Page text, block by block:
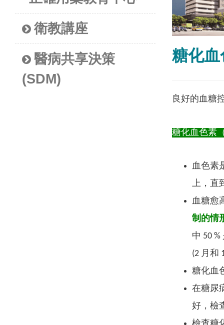
衛教講座
醫病共享決策
(SDM)
糖化
良好的血糖
糖化血色素
血色素
上，直
血糖愈
制的情
中 50
(2 月和
糖化血
在糖尿
好，檢